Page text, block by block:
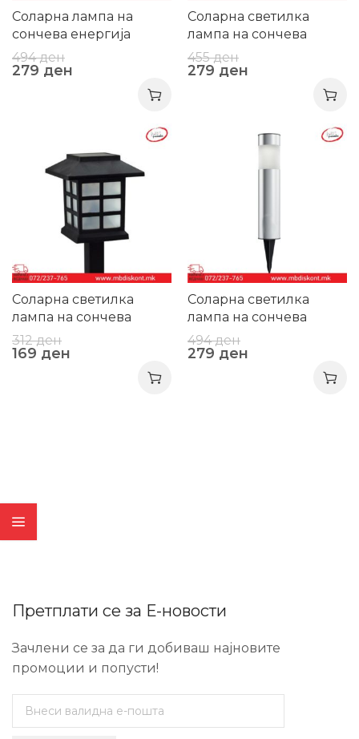
Соларна лампа на
сончева енергија
494ден
279 ден
Соларна светилка
лампа на сончева
енергија
455ден
279 ден
Соларна светилка
лампа на сончева
енергија
312ден
169 ден
Соларна светилка
лампа на сончева
енергија 169896
494ден
279 ден
Претплати се за Е-новости
Зачлени се за да ги добиваш најновите
промоции и попусти!